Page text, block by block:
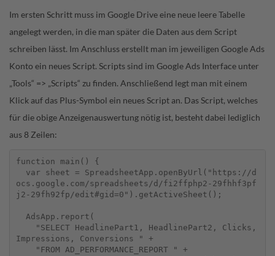
Im ersten Schritt muss im Google Drive eine neue leere Tabelle
angelegt werden, in die man später die Daten aus dem Script
schreiben lässt. Im Anschluss erstellt man im jeweiligen Google Ads
Konto ein neues Script. Scripts sind im Google Ads Interface unter
„Tools“ => „Scripts“ zu finden. Anschließend legt man mit einem
Klick auf das Plus-Symbol ein neues Script an. Das Script, welches
für die obige Anzeigenauswertung nötig ist, besteht dabei lediglich
aus 8 Zeilen:
function main() {
ocs.google.com/spreadsheets/d/fi2ffphp2-29fhhf3pf
j2-29fh92fp/edit#gid=0").getActiveSheet();
Impressions, Conversions " +